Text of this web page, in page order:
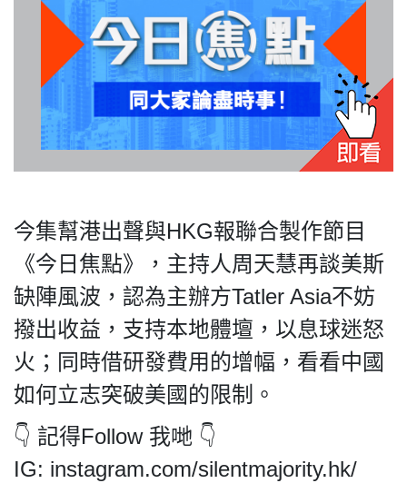
聯絡我們
政
策
及
免
責
聲
明
©
2018
Silent
Majority
For
今集幫港出聲與HKG報聯合製作節目
《今日焦點》，主持人周天慧再談美斯
缺陣風波，認為主辦方Tatler Asia不妨
撥出收益，支持本地體壇，以息球迷怒
火；同時借研發費用的增幅，看看中國
如何立志突破美國的限制。
👇 記得Follow 我哋 👇
IG: instagram.com/silentmajority.hk/